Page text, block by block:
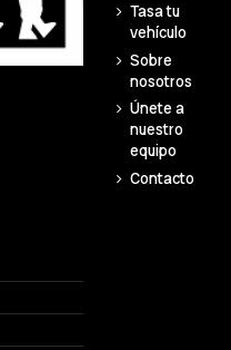
Tasa tu
vehículo
Sobre
nosotros
Únete a
nuestro
equipo
Contacto